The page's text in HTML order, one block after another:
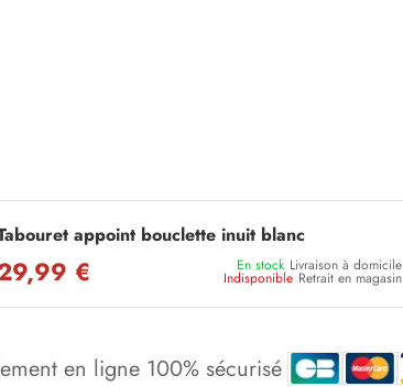
appoint bouclette inuit blanc
€ En stock Livraison à domicile
Indisponible Retrait en magasin
en ligne 100% sécurisé